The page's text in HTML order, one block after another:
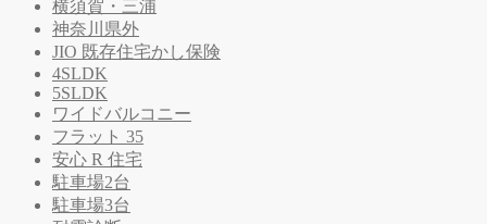
横須賀・三浦
神奈川県外
JIO 既存住宅かし保険
4SLDK
5SLDK
ワイドバルコニー
フラット 35
安心 R 住宅
駐車場2台
駐車場3台